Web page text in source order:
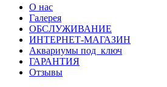
О нас
Галерея
ОБСЛУЖИВАНИЕ
ИНТЕРНЕТ-МАГАЗИН
Аквариумы под ключ
ГАРАНТИЯ
Отзывы